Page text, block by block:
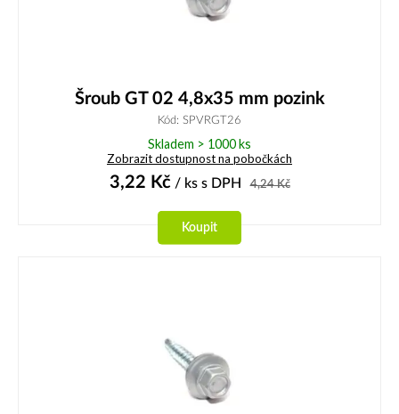
Šroub GT 02 4,8x35 mm pozink
Kód: SPVRGT26
Skladem > 1000 ks
Zobrazit dostupnost na pobočkách
3,22 Kč/ ks s DPH 4,24Kč
Koupit